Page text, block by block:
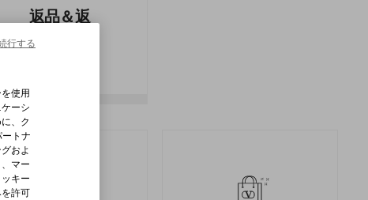
返品＆返
金状況の
使用
ーシ
、ク
トナ
およ
マー
キー
許可
行する